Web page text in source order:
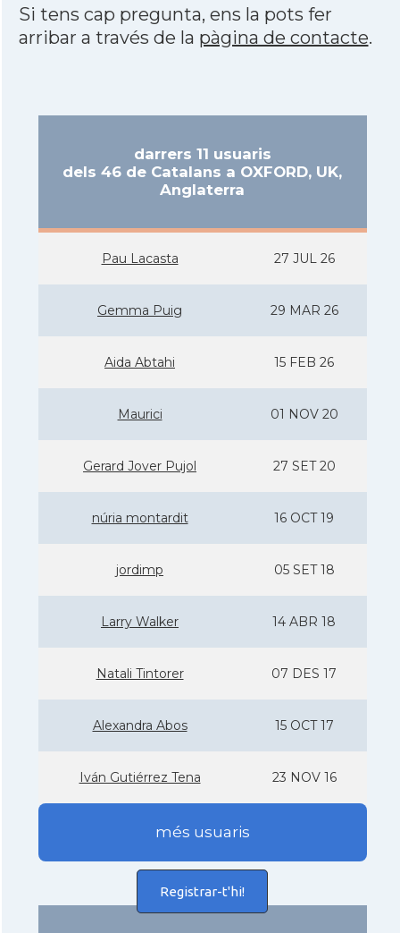
Si tens cap pregunta, ens la pots fer
arribar a través de la pàgina de contacte.
darrers 11 usuaris
dels 46 de Catalans a OXFORD, UK,
Anglaterra
Pau Lacasta 27 JUL 26
Gemma Puig 29 MAR 26
Aida Abtahi 15 FEB 26
Maurici 01 NOV 20
Gerard Jover Pujol 27 SET 20
núria montardit 16 OCT 19
jordimp 05 SET 18
Larry Walker 14 ABR 18
Natali Tintorer 07 DES 17
Alexandra Abos 15 OCT 17
Iván Gutiérrez Tena 23 NOV 16
més usuaris
Registrar-t'hi!